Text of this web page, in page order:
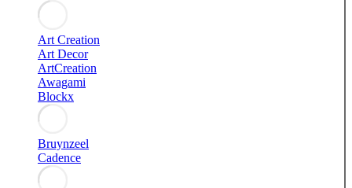
Art Creation
Art Decor
ArtCreation
Awagami
Blockx
Bruynzeel
Cadence